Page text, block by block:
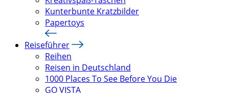
Kunterbunte Kratzbilder
Papertoys
Reiseführer
Reihen
Reisen in Deutschland
1000 Places To See Before You Die
GO VISTA